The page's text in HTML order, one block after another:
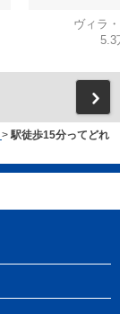
ヴィラ
5.3
> 駅徒歩15分ってどれ